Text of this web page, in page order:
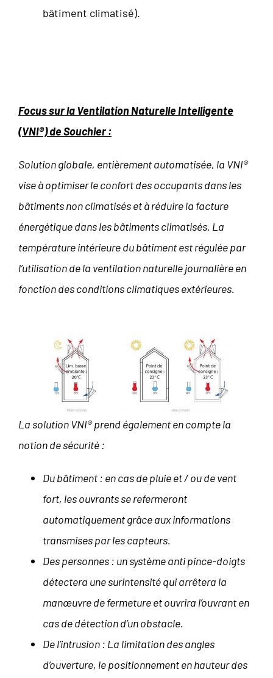
bâtiment climatisé).
Focus sur la Ventilation Naturelle Intelligente
(VNI®) de Souchier :
Solution globale, entièrement automatisée, la VNI®
vise à optimiser le confort des occupants dans les
bâtiments non climatisés et à réduire la facture
énergétique dans les bâtiments climatisés. La
température intérieure du bâtiment est régulée par
l’utilisation de la ventilation naturelle journalière en
fonction des conditions climatiques extérieures.
La solution VNI® prend également en compte la
notion de sécurité :
Du bâtiment : en cas de pluie et / ou de vent
fort, les ouvrants se refermeront
automatiquement grâce aux informations
transmises par les capteurs.
Des personnes : un système anti pince-doigts
détectera une surintensité qui arrêtera la
manœuvre de fermeture et ouvrira l’ouvrant en
cas de détection d’un obstacle.
De l’intrusion : La limitation des angles
d’ouverture, le positionnement en hauteur des